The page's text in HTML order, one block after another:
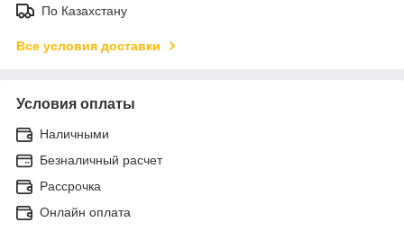
По Казахстану
Все условия доставки
Условия оплаты
Наличными
Безналичный расчет
Рассрочка
Онлайн оплата